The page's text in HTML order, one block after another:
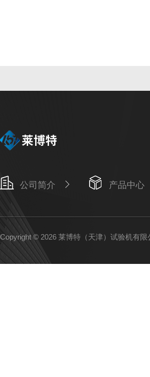
公司简介 产品中心
Copyright © 2026 莱博特（天津）试验机有